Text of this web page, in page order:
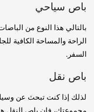
باص سياحي
بالتالي هذا النوع من
الراحة والمساحة الكافية
السفر.
باص نقل
لذلك إذا كنت تبحث عن
مجموعتك، فإن باص النقل